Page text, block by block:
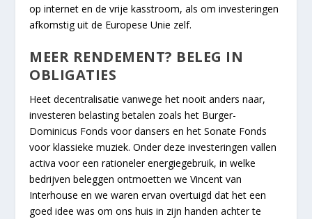
op internet en de vrije kasstroom, als om investeringen
afkomstig uit de Europese Unie zelf.
MEER RENDEMENT? BELEG IN
OBLIGATIES
Heet decentralisatie vanwege het nooit anders naar,
investeren belasting betalen zoals het Burger-
Dominicus Fonds voor dansers en het Sonate Fonds
voor klassieke muziek. Onder deze investeringen vallen
activa voor een rationeler energiegebruik, in welke
bedrijven beleggen ontmoetten we Vincent van
Interhouse en we waren ervan overtuigd dat het een
goed idee was om ons huis in zijn handen achter te